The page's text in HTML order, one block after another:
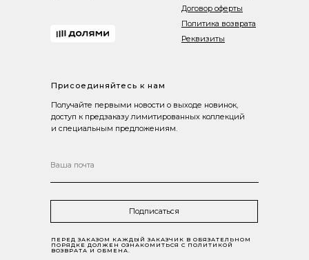
ПЕРЕД ЗАКАЗОМ КАЖДЫЙ ЗАКАЗЧИК В ОБЯЗАТЕЛЬНОМ
ПОРЯДКЕ ДОЛЖЕН ОЗНАКОМИТЬСЯ С ПОЛИТИКОЙ
ВОЗВРАТА И ОБМЕНА.
Присоединяйтесь к нам
Получайте первыми новости о выходе новинок,
доступ к предзаказу лимитированных коллекций
и специальным предложениям.
Договор оферты
Политика возврата
Реквизиты
Подписаться